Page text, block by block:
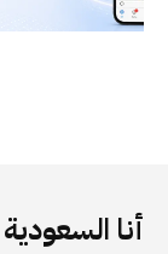
أنا السعودية